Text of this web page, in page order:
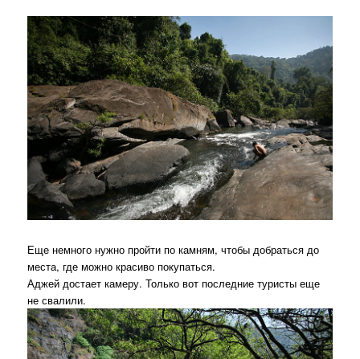
Еще немного нужно пройти по камням, чтобы добраться до
места, где можно красиво покупаться.
Аджей достает камеру. Только вот последние туристы еще
не свалили.